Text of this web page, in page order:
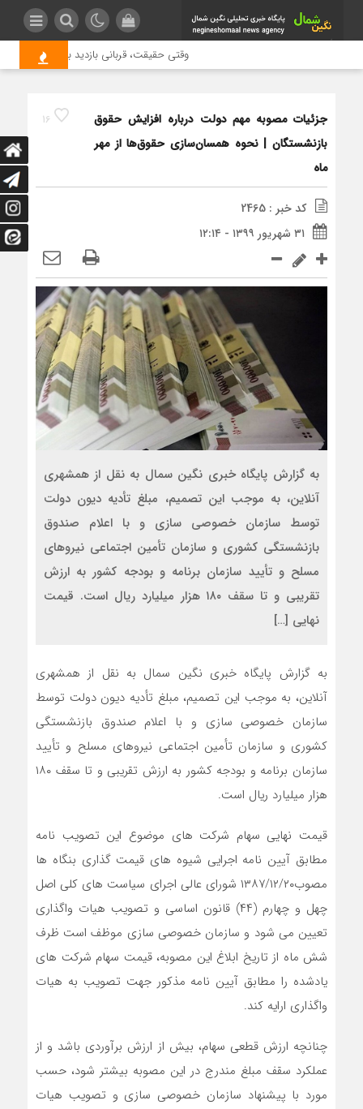
وقتی حقیقت، قربانی بازدید بیشتر می
16
جزئیات مصوبه مهم دولت درباره افزایش حقوق
بازنشستگان | نحوه همسان‌سازی حقوق‌ها از مهر
ماه
کد خبر : 2465
۳۱ شهریور ۱۳۹۹ - ۱۲:۱۴
به گزارش پایگاه خبری نگین سمال به نقل از همشهری
آنلاین، به موجب این تصمیم، مبلغ تأدیه دیون دولت
توسط سازمان خصوصی سازی و با اعلام صندوق
بازنشستگی کشوری و سازمان تأمین اجتماعی نیروهای
مسلح و تأیید سازمان برنامه و بودجه کشور به ارزش
تقریبی و تا سقف ۱۸۰ هزار میلیارد ریال است. قیمت
نهایی […]
به گزارش پایگاه خبری نگین سمال به نقل از همشهری
آنلاین، به موجب این تصمیم، مبلغ تأدیه دیون دولت توسط
سازمان خصوصی سازی و با اعلام صندوق بازنشستگی
کشوری و سازمان تأمین اجتماعی نیروهای مسلح و تأیید
سازمان برنامه و بودجه کشور به ارزش تقریبی و تا سقف ۱۸۰
هزار میلیارد ریال است.
قیمت نهایی سهام شرکت های موضوع این تصویب نامه
مطابق آیین نامه اجرایی شیوه های قیمت گذاری بنگاه ها
مصوب۱۳۸۷/۱۲/۲۰ شورای عالی اجرای سیاست های کلی اصل
چهل و چهارم (۴۴) قانون اساسی و تصویب هیات واگذاری
تعیین می شود و سازمان خصوصی سازی موظف است ظرف
شش ماه از تاریخ ابلاغ این مصوبه، قیمت سهام شرکت های
یادشده را مطابق آیین نامه مذکور جهت تصویب به هیات
واگذاری ارایه کند.
چنانچه ارزش قطعی سهام، بیش از ارزش برآوردی باشد و از
عملکرد سقف مبلغ مندرج در این مصوبه بیشتر شود، حسب
مورد با پیشنهاد سازمان خصوصی سازی و تصویب هیات